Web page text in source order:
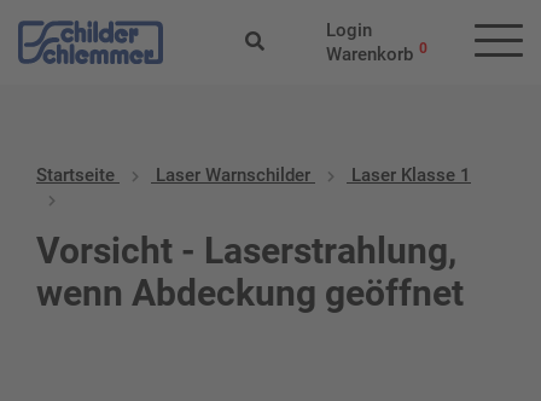
Login
Warenkorb 0
Startseite Laser Warnschilder Laser Klasse 1
Vorsicht - Laserstrahlung,
wenn Abdeckung geöffnet